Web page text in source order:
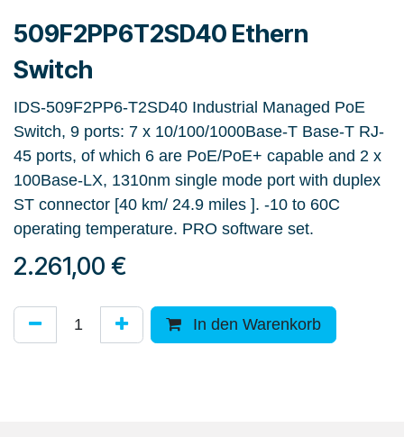
509F2PP6T2SD40 Ethern
Switch
IDS-509F2PP6-T2SD40 Industrial Managed PoE
Switch, 9 ports: 7 x 10/100/1000Base-T Base-T RJ-
45 ports, of which 6 are PoE/PoE+ capable and 2 x
100Base-LX, 1310nm single mode port with duplex
ST connector [40 km/ 24.9 miles ]. -10 to 60C
operating temperature. PRO software set.
2.261,00 €
In den Warenkorb